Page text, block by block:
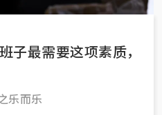
子最需要这项素质，
乐而乐